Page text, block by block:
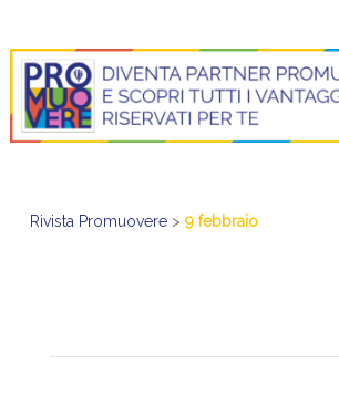
Rivista Promuovere> 9 febbraio